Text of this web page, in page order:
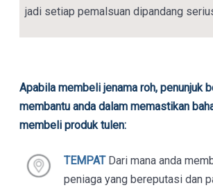
jadi setiap pemalsuan dipandang
Apabila membeli jenama roh, penunjuk
membantu anda dalam memastikan
membeli produk tulen:
TEMPATDari mana anda
peniaga yang bereputasi dan